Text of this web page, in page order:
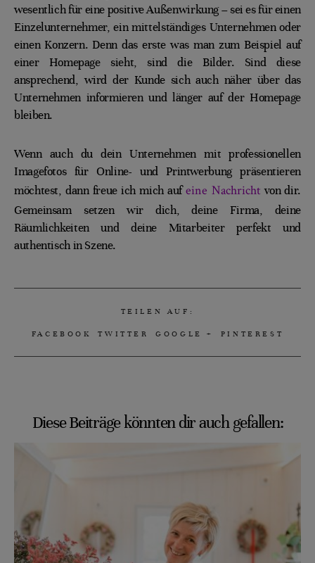
wesentlich für eine positive Außenwirkung – sei es für einen
Einzelunternehmer, ein mittelständiges Unternehmen oder
einen Konzern. Denn das erste was man zum Beispiel auf
einer Homepage sieht, sind die Bilder. Sind diese
ansprechend, wird der Kunde sich auch näher über das
Unternehmen informieren und länger auf der Homepage
bleiben.
Wenn auch du dein Unternehmen mit professionellen
Imagefotos für Online- und Printwerbung präsentieren
möchtest, dann freue ich mich aufeine Nachricht von dir.
Gemeinsam setzen wir dich, deine Firma, deine
Räumlichkeiten und deine Mitarbeiter perfekt und
authentisch in Szene.
TEILEN AUF:
FACEBOOK TWITTER GOOGLE + PINTEREST
Diese Beiträge könnten dir auch gefallen: